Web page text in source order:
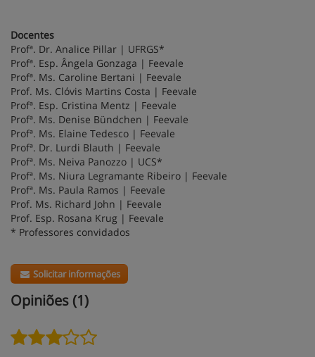
Docentes
Profª. Dr. Analice Pillar | UFRGS*
Profª. Esp. Ângela Gonzaga | Feevale
Profª. Ms. Caroline Bertani | Feevale
Prof. Ms. Clóvis Martins Costa | Feevale
Profª. Esp. Cristina Mentz | Feevale
Profª. Ms. Denise Bündchen | Feevale
Profª. Ms. Elaine Tedesco | Feevale
Profª. Dr. Lurdi Blauth | Feevale
Profª. Ms. Neiva Panozzo | UCS*
Profª. Ms. Niura Legramante Ribeiro | Feevale
Profª. Ms. Paula Ramos | Feevale
Prof. Ms. Richard John | Feevale
Prof. Esp. Rosana Krug | Feevale
* Professores convidados
Solicitar informações
Opiniões (1)